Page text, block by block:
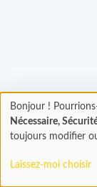
En cours...
Bonjour !
Nécessaire,
toujours modifier
Laissez-moi choisir